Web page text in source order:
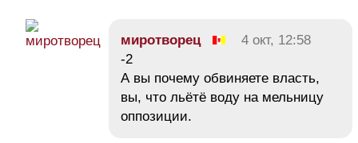
миротворец
4 окт, 12:58
-2
А вы почему обвиняете власть,
вы, что льётё воду на мельницу
оппозиции.